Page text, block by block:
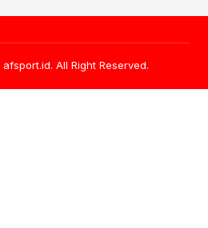
afsport.id. All Right Reserved.